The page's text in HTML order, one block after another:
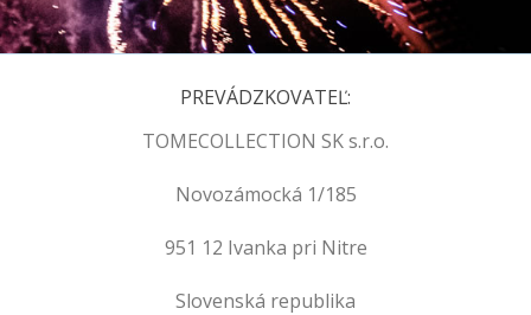
PREVÁDZKOVATEĽ:
TOMECOLLECTION SK s.r.o.
Novozámocká 1/185
951 12 Ivanka pri Nitre
Slovenská republika